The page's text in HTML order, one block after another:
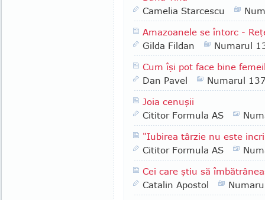
Camelia Starcescu
Amazoanele se întorc -
Gilda Fildan
Numarul
Cum îşi pot face bine
Dan Pavel
Numarul
Joia cenuşii
Cititor Formula AS
"Iubirea târzie nu este
Cititor Formula AS
Cei care ştiu să
Catalin Apostol